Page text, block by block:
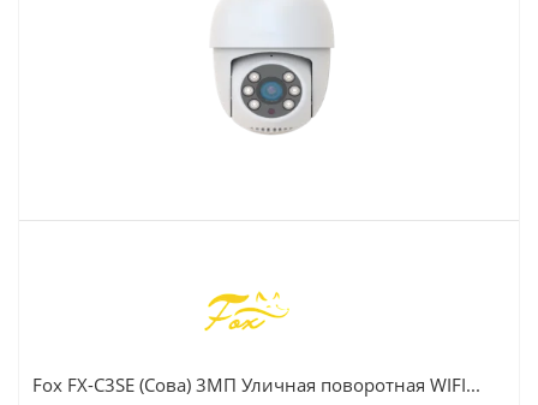
Fox FX-C3SE (Сова) 3МП Уличная поворотная WIFI...